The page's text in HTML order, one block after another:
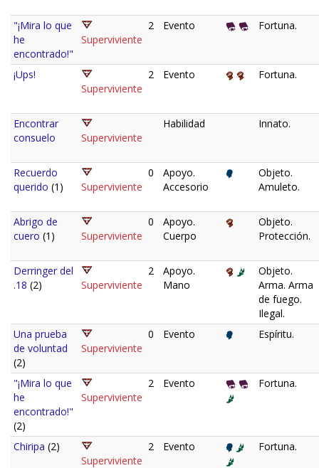
"¡Mira lo que
he
encontrado!"
Superviviente
2 Evento Fortuna.
¡Ups!
Superviviente
2 Evento Fortuna.
Encontrar
consuelo
Superviviente
Habilidad Innato.
Recuerdo
querido (1) Superviviente
0
Apoyo.
Accesorio
Objeto.
Amuleto.
Abrigo de
cuero (1) Superviviente
0
Apoyo.
Cuerpo
Objeto.
Protección.
Derringer del
.18 (2) Superviviente
2
Apoyo.
Mano
Objeto.
Arma. Arma
de fuego.
Ilegal.
Una prueba
de voluntad
(2)
Superviviente
0 Evento Espíritu.
"¡Mira lo que
he
encontrado!"
(2)
Superviviente
2 Evento Fortuna.
Chiripa (2)
Superviviente
2 Evento Fortuna.